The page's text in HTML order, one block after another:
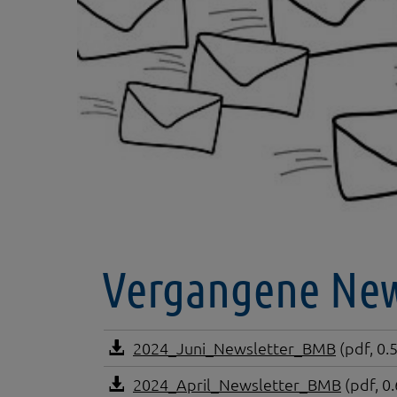
Vergangene
2024_Juni_Newsletter_BMB (pdf,
2024_April_Newsletter_BMB (pdf,